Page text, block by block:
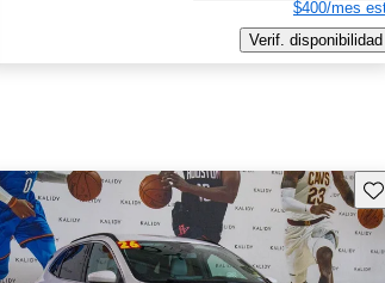
$400/mes
Verif. disponibilidad
este Aviso